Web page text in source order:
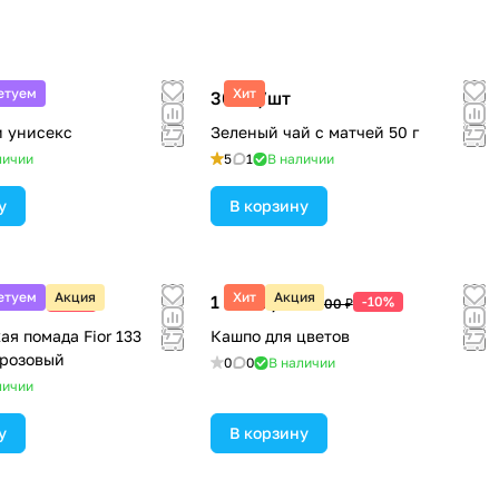
унисекс
Хит
300 ₽/шт
Зеленый чай с матчей 50 г
5 1 В наличии
В корзину
Акция
459 ₽ -10%
помада Fior 133
Хит Акция
1 800 ₽/шт2 000 ₽ -10%
Кашпо для цветов
0 0 В наличии
В корзину